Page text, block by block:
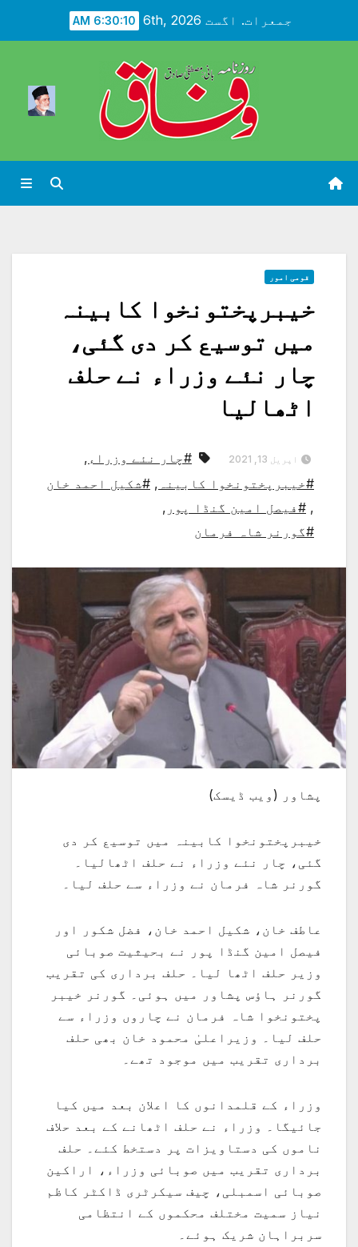
جمعرات. اگست 6th, 2026 6:30:12 AM
قومی امور
خیبرپختونخوا کابینہ
میں توسیع کر دی گئی،
چار نئے وزراء نے حلف
اٹھالیا
اپریل 13, 2021 #چار نئے وزراء ,
#خیبرپختونخوا کابینہ , #شکیل احمد خان
, #فیصل امین گنڈا پور ,
#گورنر شاہ فرمان
پشاور (ویب ڈیسک)
خیبرپختونخوا کابینہ میں توسیع کر دی
گئی، چار نئے وزراء نے حلف اٹھالیا۔
گورنر شاہ فرمان نے وزراء سے حلف لیا۔
عاطف خان، شکیل احمد خان، فضل شکور اور
فیصل امین گنڈا پور نے بحیثیت صوبائی
وزیر حلف اٹھا لیا۔ حلف برداری کی تقریب
گورنر ہاؤس پشاور میں ہوئی۔ گورنر خیبر
پختونخوا شاہ فرمان نے چاروں وزراء سے
حلف لیا۔ وزیراعلیٰ محمود خان بھی حلف
برداری تقریب میں موجود تھے۔
وزراء کے قلمدانوں کا اعلان بعد میں کیا
جائیگا۔ وزراء نے حلف اٹھانے کے بعد حلاف
ناموں کی دستاویزات پر دستخط کئے۔ حلف
برداری تقریب میں صوبائی وزراء، اراکین
صوبائی اسمبلی، چیف سیکرٹری ڈاکٹر کاظم
نیاز سمیت مختلف محکموں کے انتظامی
سربراہان شریک ہوئے۔